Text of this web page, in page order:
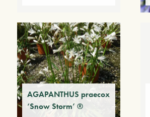
AGAPANTHUS praecox
‘Snow Storm’ ®